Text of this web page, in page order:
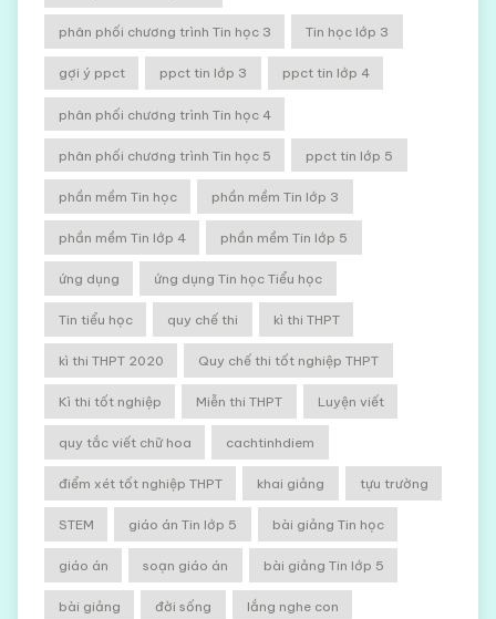
phân phối chương trình Tin học 3 Tin học lớp 3
gợi ý ppct ppct tin lớp 3 ppct tin lớp 4
phân phối chương trình Tin học 4
phân phối chương trình Tin học 5 ppct tin lớp 5
phần mềm Tin học phần mềm Tin lớp 3
phần mềm Tin lớp 4 phần mềm Tin lớp 5
ứng dụng ứng dụng Tin học Tiểu học
Tin tiểu học quy chế thi kì thi THPT
kì thi THPT 2020 Quy chế thi tốt nghiệp THPT
Kì thi tốt nghiệp Miễn thi THPT Luyện viết
quy tắc viết chữ hoa cachtinhdiem
điểm xét tốt nghiệp THPT khai giảng tựu trường
STEM giáo án Tin lớp 5 bài giảng Tin học
giáo án soạn giáo án bài giảng Tin lớp 5
bài giảng đời sống lắng nghe con